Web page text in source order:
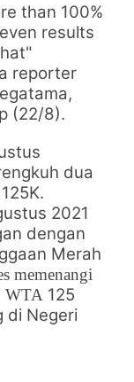
than 100%
results
reporter
(22/8).
dua
2021
dengan
Merah
memenangi
WTA 125
di Negeri